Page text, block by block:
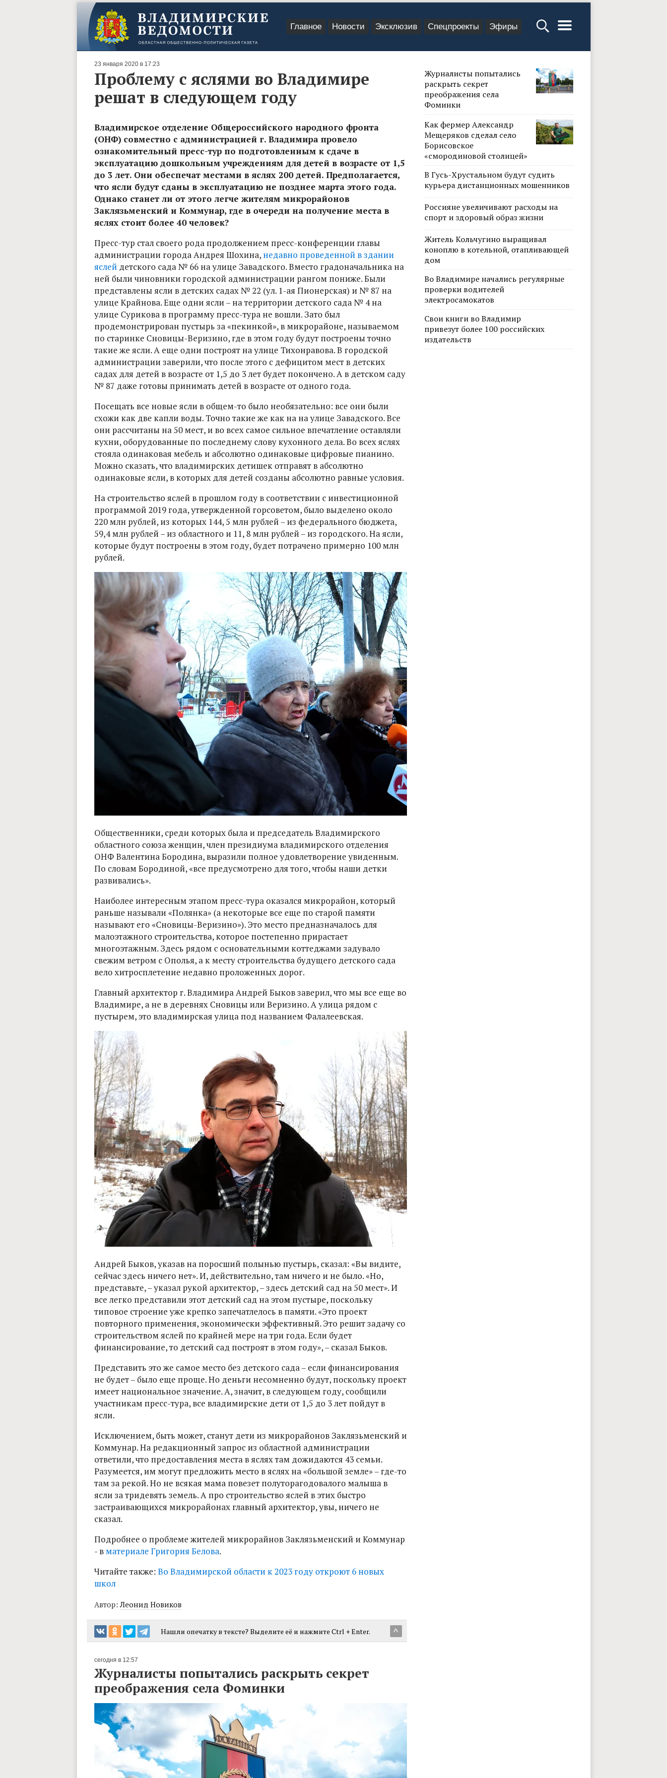
Главное Новости Эксклюзив Спецпроекты Эфиры
23 января 2020 в 17:23
Проблему с яслями во Владимире
решат в следующем году
Владимирское отделение Общероссийского народного фронта
(ОНФ) совместно с администрацией г. Владимира провело
ознакомительный пресс-тур по подготовленным к сдаче в
эксплуатацию дошкольным учреждениям для детей в возрасте от 1,5
до 3 лет. Они обеспечат местами в яслях 200 детей. Предполагается,
что ясли будут сданы в эксплуатацию не позднее марта этого года.
Однако станет ли от этого легче жителям микрорайонов
Заклязьменский и Коммунар, где в очереди на получение места в
яслях стоит более 40 человек?
Пресс-тур стал своего рода продолжением пресс-конференции главы
администрации города Андрея Шохина, недавно проведенной в здании
яслей детского сада № 66 на улице Завадского. Вместо градоначальника на
ней были чиновники городской администрации рангом пониже. Были
представлены ясли в детских садах № 22 (ул. 1-ая Пионерская) и № 87 на
улице Крайнова. Еще одни ясли – на территории детского сада № 4 на
улице Сурикова в программу пресс-тура не вошли. Зато был
продемонстрирован пустырь за «пекинкой», в микрорайоне, называемом
по старинке Сновицы-Веризино, где в этом году будут построены точно
такие же ясли. А еще одни построят на улице Тихонравова. В городской
администрации заверили, что после этого с дефицитом мест в детских
садах для детей в возрасте от 1,5 до 3 лет будет покончено. А в детском саду
№ 87 даже готовы принимать детей в возрасте от одного года.
Посещать все новые ясли в общем-то было необязательно: все они были
схожи как две капли воды. Точно такие же как на на улице Завадского. Все
они рассчитаны на 50 мест, и во всех самое сильное впечатление оставляли
кухни, оборудованные по последнему слову кухонного дела. Во всех яслях
стояла одинаковая мебель и абсолютно одинаковые цифровые пианино.
Можно сказать, что владимирских детишек отправят в абсолютно
одинаковые ясли, в которых для детей созданы абсолютно равные условия.
На строительство яслей в прошлом году в соответствии с инвестиционной
программой 2019 года, утвержденной горсоветом, было выделено около
220 млн рублей, из которых 144, 5 млн рублей – из федерального бюджета,
59,4 млн рублей – из областного и 11, 8 млн рублей – из городского. На ясли,
которые будут построены в этом году, будет потрачено примерно 100 млн
рублей.
Общественники, среди которых была и председатель Владимирского
областного союза женщин, член президиума владимирского отделения
ОНФ Валентина Бородина, выразили полное удовлетворение увиденным.
По словам Бородиной, «все предусмотрено для того, чтобы наши детки
развивались».
Наиболее интересным этапом пресс-тура оказался микрорайон, который
раньше называли «Полянка» (а некоторые все еще по старой памяти
называют его «Сновицы-Веризино»). Это место предназначалось для
малоэтажного строительства, которое постепенно прирастает
многоэтажным. Здесь рядом с основательными коттеджами задувало
свежим ветром с Ополья, а к месту строительства будущего детского сада
вело хитросплетение недавно проложенных дорог.
Главный архитектор г. Владимира Андрей Быков заверил, что мы все еще во
Владимире, а не в деревнях Сновицы или Веризино. А улица рядом с
пустырем, это владимирская улица под названием Фалалеевская.
Андрей Быков, указав на поросший полынью пустырь, сказал: «Вы видите,
сейчас здесь ничего нет». И, действительно, там ничего и не было. «Но,
представьте, – указал рукой архитектор, – здесь детский сад на 50 мест». И
все легко представили этот детский сад на этом пустыре, поскольку
типовое строение уже крепко запечатлелось в памяти. «Это проект
повторного применения, экономически эффективный. Это решит задачу со
строительством яслей по крайней мере на три года. Если будет
финансирование, то детский сад построят в этом году», – сказал Быков.
Представить это же самое место без детского сада – если финансирования
не будет – было еще проще. Но деньги несомненно будут, поскольку проект
имеет национальное значение. А, значит, в следующем году, сообщили
участникам пресс-тура, все владимирские дети от 1,5 до 3 лет пойдут в
ясли.
Исключением, быть может, станут дети из микрорайонов Заклязьменский и
Коммунар. На редакционный запрос из областной администрации
ответили, что предоставления места в яслях там дожидаются 43 семьи.
Разумеется, им могут предложить место в яслях на «большой земле» – где-то
там за рекой. Но не всякая мама повезет полуторагодовалого малыша в
ясли за тридевять земель. А про строительство яслей в этих быстро
застраивающихся микрорайонах главный архитектор, увы, ничего не
сказал.
Подробнее о проблеме жителей микрорайнов Заклязьменский и Коммунар
- в материале Григория Белова.
Читайте также: Во Владимирской области к 2023 году откроют 6 новых
школ
Автор:Леонид Новиков
^
Нашли опечатку в тексте? Выделите её и нажмите Ctrl + Enter.
сегодня в 12:57
Журналисты попытались раскрыть секрет
преображения села Фоминки
Журналисты попытались
раскрыть секрет
преображения села
Фоминки
Как фермер Александр
Мещеряков сделал село
Борисовское
«смородиновой столицей»
В Гусь-Хрустальном будут судить
курьера дистанционных мошенников
Россияне увеличивают расходы на
спорт и здоровый образ жизни
Житель Кольчугино выращивал
коноплю в котельной, отапливающей
дом
Во Владимире начались регулярные
проверки водителей
электросамокатов
Свои книги во Владимир
привезут более 100 российских
издательств